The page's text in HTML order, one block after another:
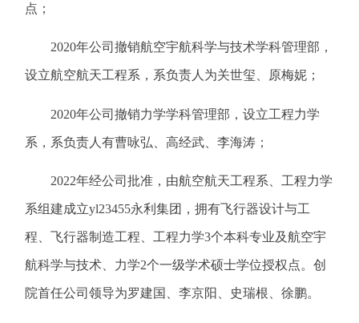
点；
2020年公司撤销航空宇航科学与技术学科管理部，
设立航空航天工程系，系负责人为关世玺、原梅妮；
2020年公司撤销力学学科管理部，设立工程力学
系，系负责人有曹咏弘、高经武、李海涛；
2022年经公司批准，由航空航天工程系、工程力学
系组建成立yl23455永利集团，拥有飞行器设计与工
程、飞行器制造工程、工程力学3个本科专业及航空宇
航科学与技术、力学2个一级学术硕士学位授权点。创
院首任公司领导为罗建国、李京阳、史瑞根、徐鹏。